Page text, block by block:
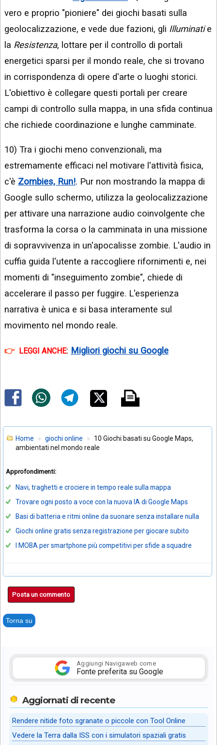
vero e proprio "pioniere" dei giochi basati sulla
geolocalizzazione, e vede due fazioni, gli Illuminatie
la Resistenza, lottare per il controllo di portali
energetici sparsi per il mondo reale, che si trovano
in corrispondenza di opere d'arte o luoghi storici.
L'obiettivo è collegare questi portali per creare
campi di controllo sulla mappa, in una sfida continua
che richiede coordinazione e lunghe camminate.
10) Tra i giochi meno convenzionali, ma
estremamente efficaci nel motivare l'attività fisica,
c'è Zombies, Run!. Pur non mostrando la mappa di
Google sullo schermo, utilizza la geolocalizzazione
per attivare una narrazione audio coinvolgente che
trasforma la corsa o la camminata in una missione
di sopravvivenza in un'apocalisse zombie. L'audio in
cuffia guida l'utente a raccogliere rifornimenti e, nei
momenti di "inseguimento zombie", chiede di
accelerare il passo per fuggire. L'esperienza
narrativa è unica e si basa interamente sul
movimento nel mondo reale.
LEGGI ANCHE: Migliori giochi su Google
Home giochi online
10 Giochi basati su Google Maps,
ambientati nel mondo reale
Approfondimenti:
Navi, traghetti e crociere in tempo reale sulla mappa
Trovare ogni posto a voce con la nuova IA di Google Maps
Basi di batteria e ritmi online da suonare senza installare nulla
Giochi online gratis senza registrazione per giocare subito
I MOBA per smartphone più competitivi per sfide a squadre
Posta un commento
Torna su
Aggiungi Navigaweb come
Fonte preferita su Google
Aggiornati di recente
Rendere nitide foto sgranate o piccole con Tool Online
Vedere la Terra dalla ISS con i simulatori spaziali gratis